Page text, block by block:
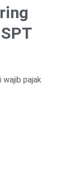
wajib pajak